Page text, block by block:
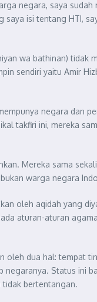
negara, saya
isi tentang HTI,
wa bathinan) tidak
sendiri yaitu Amir
negara dan
takfiri ini, mereka
Mereka sama
warga negara
oleh aqidah yang
aturan-aturan
dua hal: tempat
Status ini
tidak bertentangan.